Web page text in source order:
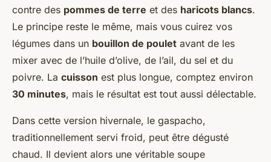
contre des pommes de terre et des haricots blancs.
Le principe reste le même, mais vous cuirez vos
légumes dans un bouillon de poulet avant de les
mixer avec de l’huile d’olive, de l’ail, du sel et du
poivre. La cuisson est plus longue, comptez environ
30 minutes, mais le résultat est tout aussi délectable.
Dans cette version hivernale, le gaspacho,
traditionnellement servi froid, peut être dégusté
chaud. Il devient alors une véritable soupe